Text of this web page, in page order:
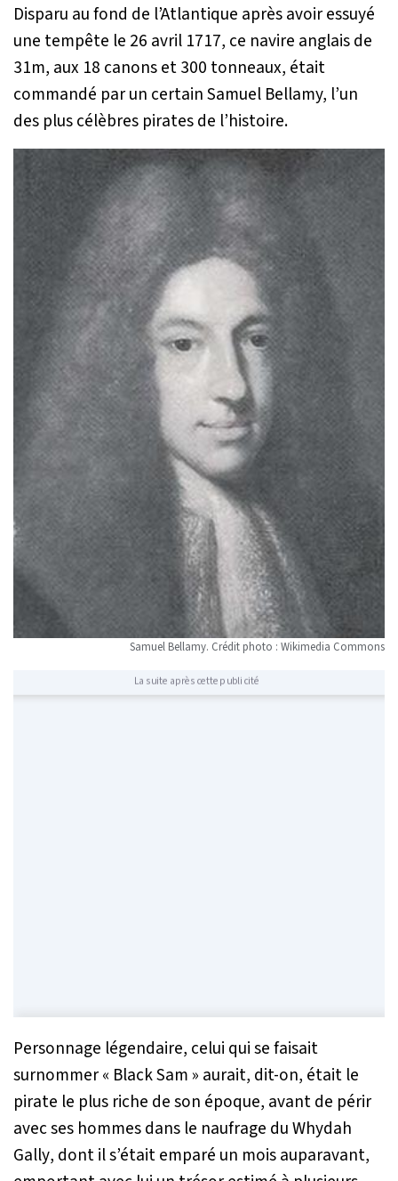
Disparu au fond de l’Atlantique après avoir essuyé
une tempête le 26 avril 1717, ce navire anglais de
31m, aux 18 canons et 300 tonneaux, était
commandé par un certain Samuel Bellamy, l’un
des plus célèbres pirates de l’histoire.
Samuel Bellamy. Crédit photo : Wikimedia Commons
La suite après cette publicité
Personnage légendaire, celui qui se faisait
surnommer « Black Sam » aurait, dit-on, était le
pirate le plus riche de son époque, avant de périr
avec ses hommes dans le naufrage duWhydah
Gally, dont il s’était emparé un mois auparavant,